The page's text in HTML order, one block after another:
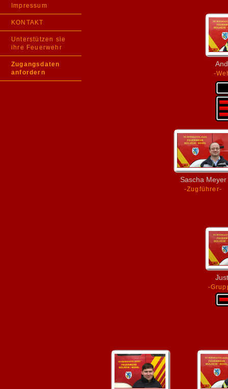
Impressum
KONTAKT
Unterstützen sie
ihre Feuerwehr
Zugangsdaten
anfordern
-
Sascha Meyer
-Zugführer-
-